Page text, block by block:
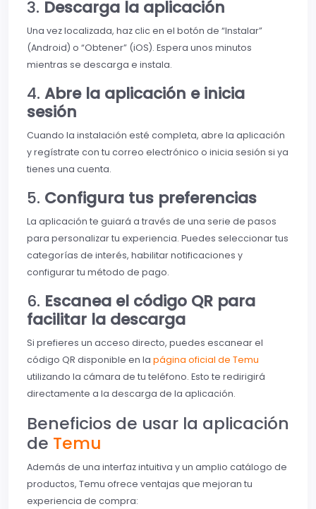
3. Descarga la aplicación
Una vez localizada, haz clic en el botón de “Instalar”
(Android) o “Obtener” (iOS). Espera unos minutos
mientras se descarga e instala.
4. Abre la aplicación e inicia
sesión
Cuando la instalación esté completa, abre la aplicación
y regístrate con tu correo electrónico o inicia sesión si ya
tienes una cuenta.
5. Configura tus preferencias
La aplicación te guiará a través de una serie de pasos
para personalizar tu experiencia. Puedes seleccionar tus
categorías de interés, habilitar notificaciones y
configurar tu método de pago.
6. Escanea el código QR para
facilitar la descarga
Si prefieres un acceso directo, puedes escanear el
código QR disponible en la página oficial de Temu
utilizando la cámara de tu teléfono. Esto te redirigirá
directamente a la descarga de la aplicación.
Beneficios de usar la aplicación
de Temu
Además de una interfaz intuitiva y un amplio catálogo de
productos, Temu ofrece ventajas que mejoran tu
experiencia de compra: